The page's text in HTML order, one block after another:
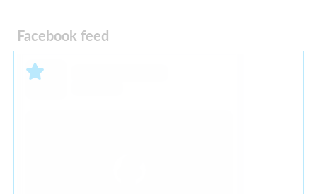
Facebook feed